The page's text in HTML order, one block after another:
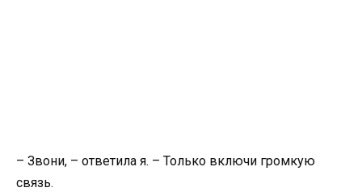
– Звони, – ответила я. – Только включи громкую
связь.